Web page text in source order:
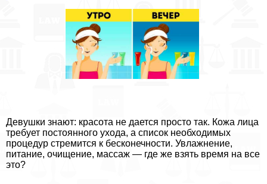
Дeвyшки знают: красота не дается просто так. Кожа лица
требует постоянного ухода, а список необходимых
процедур стремится к бесконечности. Увлажнение,
питание, очищение, массаж — где же взять время на все
это?